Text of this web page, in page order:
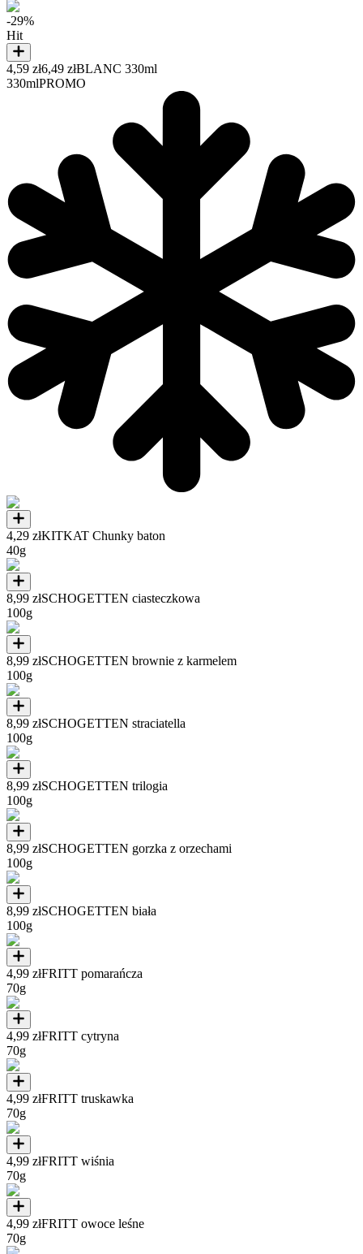
-29%
Hit
4,59 zł6,49 złBLANC 330ml
330mlPROMO
4,29 złKITKAT Chunky baton
40g
8,99 złSCHOGETTEN ciasteczkowa
100g
8,99 złSCHOGETTEN brownie z karmelem
100g
8,99 złSCHOGETTEN straciatella
100g
8,99 złSCHOGETTEN trilogia
100g
8,99 złSCHOGETTEN gorzka z orzechami
100g
8,99 złSCHOGETTEN biała
100g
4,99 złFRITT pomarańcza
70g
4,99 złFRITT cytryna
70g
4,99 złFRITT truskawka
70g
4,99 złFRITT wiśnia
70g
4,99 złFRITT owoce leśne
70g